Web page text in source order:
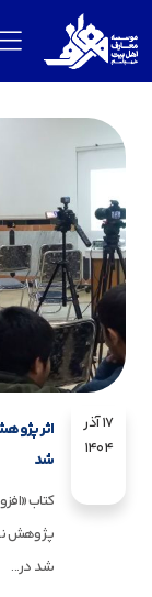
17 آذر
1404
اثر
شد
کتاب
پژوهش
شد در...